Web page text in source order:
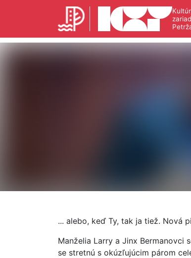
... alebo, keď Ty, tak ja tiež. Nová
Manželia Larry a Jinx Bermanovci
se stretnú s okúzľujúcim párom